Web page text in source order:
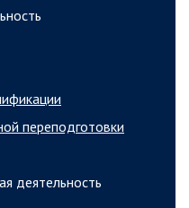
переподготовки
деятельность